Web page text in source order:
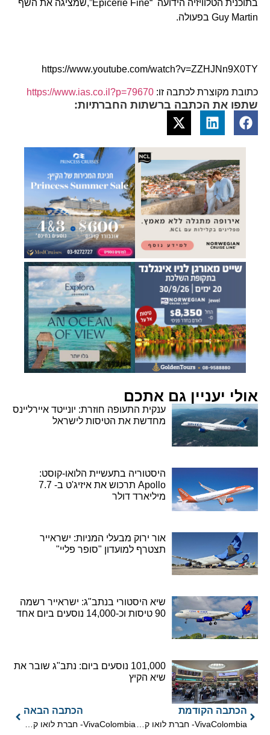
בתוכנית הטלוויזיה הידועה “Epicerie Fine”,שמציגה את השף
Guy Martin בפעולה.
https://www.youtube.com/watch?v=ZZHJNn9X0TY
כתובת מקוצרת לכתבה זו: https://www.ias.co.il?p=79670
שתפו את הכתבה ברשתות החברתיות:
אולי יעניין גם אתכם
ענקית התעופה חוזרת: יונייטד איירליינס
מחדשת את הטיסות לישראל
היסטוריה בתעשיית הלואו-קוסט:
Apollo תרכוש את איזיג'ט ב- 7.7
מיליארד דולר
אור ירוק מבעלי המניות: ישראייר
תצטרף למועדון "סופר פליי"
שיא היסטורי בנתב"ג: ישראייר רשמה
90 טיסות וכ-14,000 נוסעים ביום אחד
101,000 נוסעים ביום: נתב"ג שובר את
שיא הקיץ
הכתבה הקודמת הכתבה הבאה